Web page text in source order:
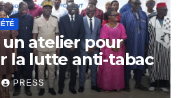
atelier pour
la lutte anti-tabac
PRESS